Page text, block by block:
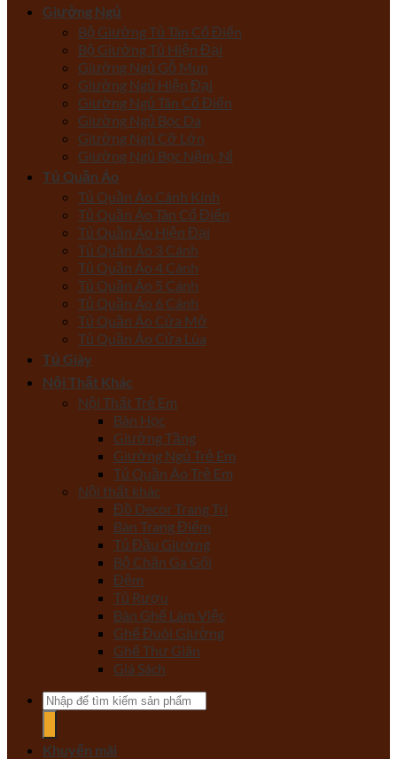
Giường Ngủ
Bộ Giường Tủ Tân Cổ Điển
Bộ Giường Tủ Hiện Đại
Giường Ngủ Gỗ Mun
Giường Ngủ Hiện Đại
Giường Ngủ Tân Cổ Điển
Giường Ngủ Bọc Da
Giường Ngủ Cỡ Lớn
Giường Ngủ Bọc Nệm, Nỉ
Tủ Quần Áo
Tủ Quần Áo Cánh Kính
Tủ Quần Áo Tân Cổ Điển
Tủ Quần Áo Hiện Đại
Tủ Quần Áo 3 Cánh
Tủ Quần Áo 4 Cánh
Tủ Quần Áo 5 Cánh
Tủ Quần Áo 6 Cánh
Tủ Quần Áo Cửa Mở
Tủ Quần Áo Cửa Lùa
Tủ Giày
Nội Thất Khác
Nội Thất Trẻ Em
Bàn Học
Giường Tầng
Giường Ngủ Trẻ Em
Tủ Quần Áo Trẻ Em
Nội thất khác
Đồ Decor Trang Trí
Bàn Trang Điểm
Tủ Đầu Giường
Bộ Chăn Ga Gối
Đệm
Tủ Rượu
Bàn Ghế Làm Việc
Ghế Đuôi Giường
Ghế Thư Giãn
Giá Sách
Tìm
kiếm:
Khuyến mãi